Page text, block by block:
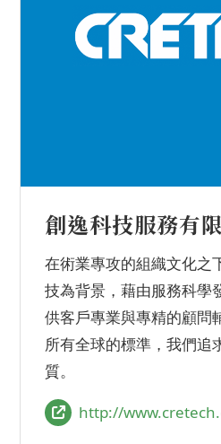
創逸科技服務有
在術業專攻的組織文化之
技為背景，藉由服務科學
供客戶專業與專精的顧問
所有全球的標準，我們追
質。
http://